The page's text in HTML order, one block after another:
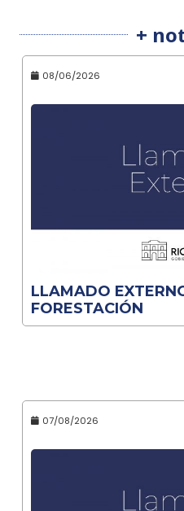
+
08/06/2026
LLAMADO
FORESTACIÓN
07/08/2026